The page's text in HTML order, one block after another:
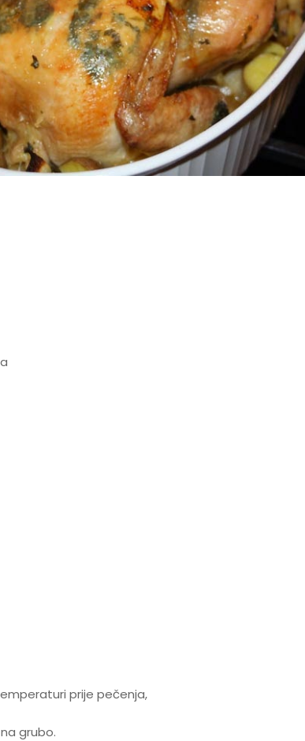
prije pečenja,
grubo.